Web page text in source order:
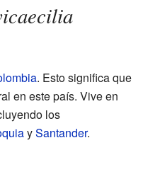
. Esto significa que
en este país. Vive en
los
ySantander.